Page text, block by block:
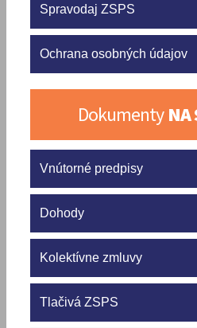
Spravodaj ZSPS
Ochrana osobných údajov
Dokumenty NA
Vnútorné predpisy
Dohody
Kolektívne zmluvy
Tlačivá ZSPS